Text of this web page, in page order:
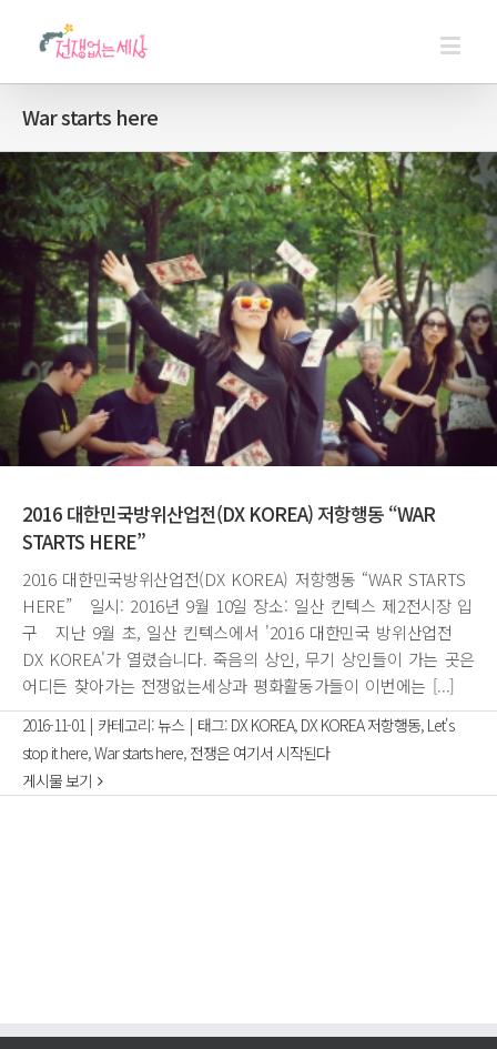
War starts here
2016 대한민국방위산업전(DX KOREA) 저항행동 “WAR
STARTS HERE”
2016 대한민국방위산업전(DX KOREA) 저항행동 “WAR STARTS
HERE” 일시: 2016년 9월 10일 장소: 일산 킨텍스 제2전시장 입
구 지난 9월 초, 일산 킨텍스에서 '2016 대한민국 방위산업전
DX KOREA'가 열렸습니다. 죽음의 상인, 무기 상인들이 가는 곳은
어디든 찾아가는 전쟁없는세상과 평화활동가들이 이번에는 [...]
2016-11-01 | 카테고리:뉴스 | 태그: DX KOREA, DX KOREA 저항행동, Let's
stop it here,War starts here, 전쟁은 여기서 시작된다
게시물 보기